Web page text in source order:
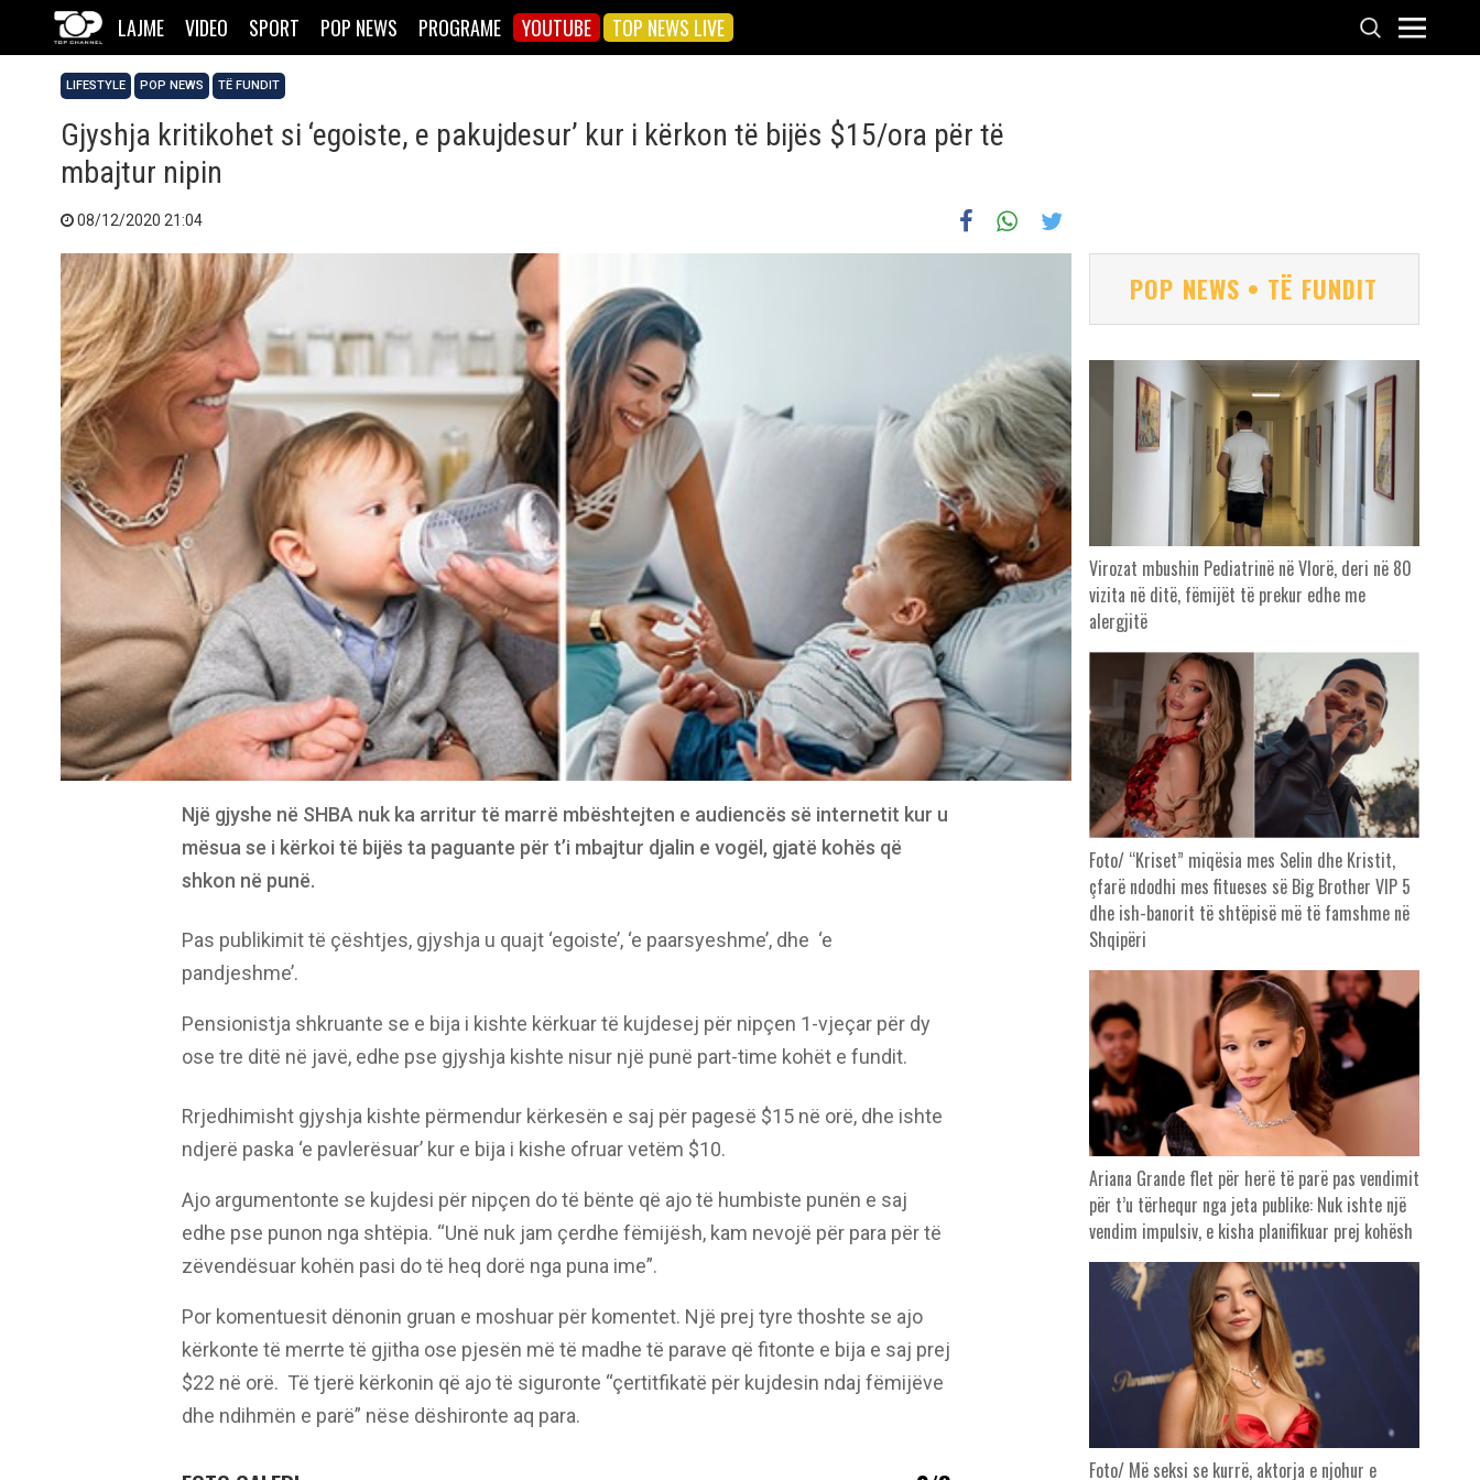
LAJME VIDEO SPORT POP NEWS PROGRAME YOUTUBE TOP NEWS LIVE
LIFESTYLE POP NEWS TË FUNDIT
Gjyshja kritikohet si ‘egoiste, e pakujdesur’ kur i kërkon të bijës $15/ora për të
mbajtur nipin
08/12/2020 21:04
Një gjyshe në SHBA nuk ka arritur të marrë mbështejten e audiencës së internetit kur u
mësua se i kërkoi të bijës ta paguante për t’i mbajtur djalin e vogël, gjatë kohës që
shkon në punë.
Pas publikimit të çështjes, gjyshja u quajt ‘egoiste’, ‘e paarsyeshme’, dhe ‘e
pandjeshme’.
Pensionistja shkruante se e bija i kishte kërkuar të kujdesej për nipçen 1-vjeçar për dy
ose tre ditë në javë, edhe pse gjyshja kishte nisur një punë part-time kohët e fundit.
Rrjedhimisht gjyshja kishte përmendur kërkesën e saj për pagesë $15 në orë, dhe ishte
ndjerë paska ‘e pavlerësuar’ kur e bija i kishe ofruar vetëm $10.
Ajo argumentonte se kujdesi për nipçen do të bënte që ajo të humbiste punën e saj
edhe pse punon nga shtëpia. “Unë nuk jam çerdhe fëmijësh, kam nevojë për para për të
zëvendësuar kohën pasi do të heq dorë nga puna ime”.
Por komentuesit dënonin gruan e moshuar për komentet. Një prej tyre thoshte se ajo
kërkonte të merrte të gjitha ose pjesën më të madhe të parave që fitonte e bija e saj prej
$22 në orë. Të tjerë kërkonin që ajo të siguronte “çertitfikatë për kujdesin ndaj fëmijëve
dhe ndihmën e parë” nëse dëshironte aq para.
POP NEWS • TË FUNDIT
Virozat mbushin Pediatrinë në Vlorë, deri në 80
vizita në ditë, fëmijët të prekur edhe me
alergjitë
Foto/ “Kriset” miqësia mes Selin dhe Kristit,
çfarë ndodhi mes fitueses së Big Brother VIP 5
dhe ish-banorit të shtëpisë më të famshme në
Shqipëri
Ariana Grande flet për herë të parë pas vendimit
për t’u tërhequr nga jeta publike: Nuk ishte një
vendim impulsiv, e kisha planifikuar prej kohësh
Foto/ Më seksi se kurrë, aktorja e njohur e